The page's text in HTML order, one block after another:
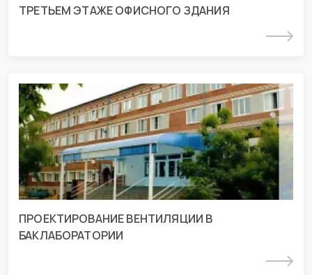
ТРЕТЬЕМ ЭТАЖЕ ОФИСНОГО ЗДАНИЯ
Подробнее
ПРОЕКТИРОВАНИЕ ВЕНТИЛЯЦИИ В
БАКЛАБОРАТОРИИ
Проект ОВиК в Курганинской ЦРБ
г. Курганинск, ул. Матросова 231
Подробнее